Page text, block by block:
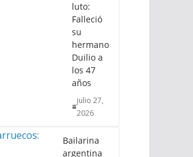
luto:
Falleció
su
hermano
Duilio a
los 47
años
julio 27,
2026
Bailarina
argentina